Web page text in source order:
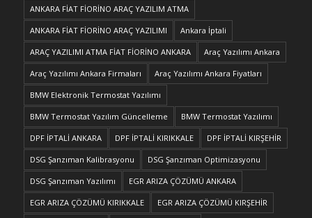
ANKARA FİAT FİORİNO ARAÇ YAZILIM ATMA
ANKARA FİAT FİORİNO ARAÇ YAZILIMI Ankara İptali
ARAÇ YAZILIMI ATMA FİAT FİORİNO ANKARA Araç Yazılımı Ankara
Araç Yazılımı Ankara Firmaları Araç Yazılımı Ankara Fiyatları
BMW Elektronik Termostat Yazılımı
BMW Termostat Yazılım Güncelleme BMW Termostat Yazılımı
DPF İPTALİ ANKARA DPF İPTALİ KIRIKKALE DPF İPTALİ KIRŞEHİR
DSG Şanzıman Kalibrasyonu DSG Şanzıman Optimizasyonu
DSG Şanzıman Yazılımı EGR ARIZA ÇÖZÜMÜ ANKARA
EGR ARIZA ÇÖZÜMÜ KIRIKKALE EGR ARIZA ÇÖZÜMÜ KIRŞEHİR